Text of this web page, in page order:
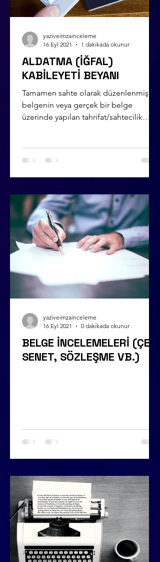
ALDATMA (İĞFAL)
KABİLEYETİ BEYANI
Tamamen sahte olarak düzenlenmiş bir
belgenin veya gerçek bir belge
üzerinde yapılan tahrifat/sahtecilik
yaziveimzainceleme
16 Eyl 2021
1 dakikada okunur
BELGE İNCELEMELERİ (ÇEK,
SENET, SÖZLEŞME VB.)
yaziveimzainceleme
16 Eyl 2021
0 dakikada okunur